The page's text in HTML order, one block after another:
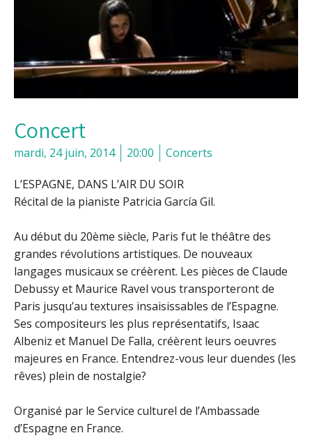
Concert
mardi, 24 juin, 2014 20:00 Concerts
L’ESPAGNE, DANS L’AIR DU SOIR
Récital de la pianiste Patricia García Gil.
Au début du 20ème siècle, Paris fut le théâtre des
grandes révolutions artistiques. De nouveaux
langages musicaux se créèrent. Les pièces de Claude
Debussy et Maurice Ravel vous transporteront de
Paris jusqu’au textures insaisissables de l’Espagne.
Ses compositeurs les plus représentatifs, Isaac
Albeniz et Manuel De Falla, créèrent leurs oeuvres
majeures en France. Entendrez-vous leur duendes (les
rêves) plein de nostalgie?
Organisé par le Service culturel de l’Ambassade
d’Espagne en France.